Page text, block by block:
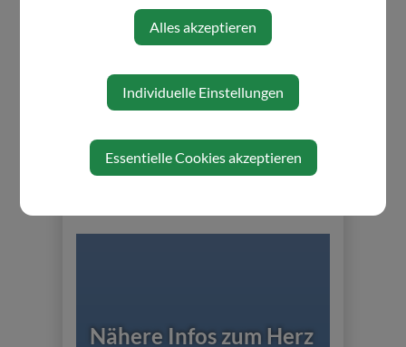
Wanderkarte downloaden oder
Nähere Infos zum Herz
Alles akzeptieren
Individuelle Einstellungen
Essentielle Cookies akzeptieren